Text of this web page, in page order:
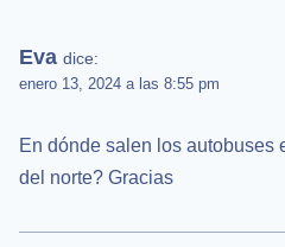
Eva dice:
enero 13, 2024 a las 8:55 pm
En dónde salen los autobuses
del norte? Gracias